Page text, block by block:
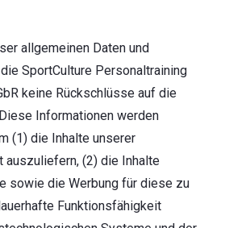
allgemeinen Daten und
SportCulture Personaltraining
keine Rückschlüsse auf die
Informationen werden
(1) die Inhalte unserer
auszuliefern, (2) die Inhalte
sowie die Werbung für diese zu
Funktionsfähigkeit